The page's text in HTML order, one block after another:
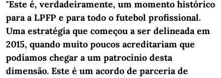
"Este é, verdadeiramente, um momento histórico
para a LPFP e para todo o futebol profissional.
Uma estratégia que começou a ser delineada em
2015, quando muito poucos acreditariam que
podíamos chegar a um patrocínio desta
dimensão. Este é um acordo de parceria de